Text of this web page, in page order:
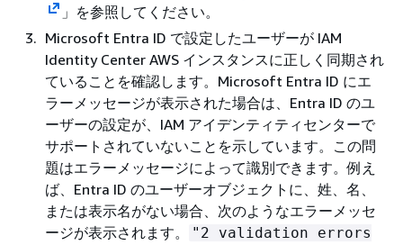
」を参照してください。
Microsoft Entra ID で設定したユーザーが IAM
Identity Center AWS インスタンスに正しく同期され
ていることを確認します。Microsoft Entra ID にエ
ラーメッセージが表示された場合は、Entra ID のユ
ーザーの設定が、IAM アイデンティティセンターで
サポートされていないことを示しています。この問
題はエラーメッセージによって識別できます。例え
ば、Entra ID のユーザーオブジェクトに、姓、名、
または表示名がない場合、次のようなエラーメッセ
ージが表示されます。
"2 validation errors